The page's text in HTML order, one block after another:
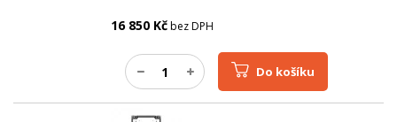
16 850 Kčbez DPH
Do košíku